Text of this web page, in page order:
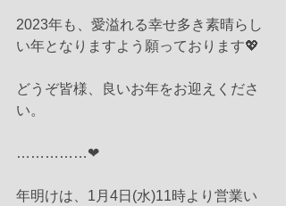
2023年も、愛溢れる幸せ多き素晴らし
い年となりますよう願っております💖
どうぞ皆様、良いお年をお迎えくださ
い。
……………❤︎
年明けは、1月4日(水)11時より営業い